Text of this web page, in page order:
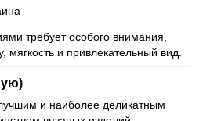
требует особого внимания,
и привлекательный вид.
и наиболее деликатным